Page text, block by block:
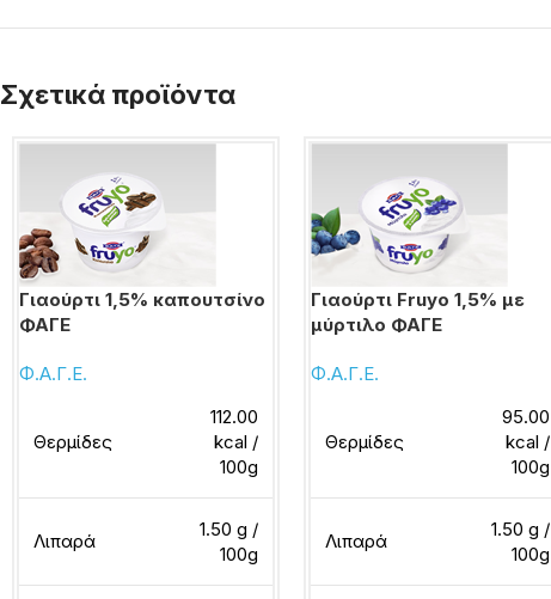
Σχετικά προϊόντα
Γιαούρτι 1,5% καπουτσίνο
ΦΑΓΕ
Φ.Α.Γ.Ε.
Θερμίδες
112.00
kcal /
100g
Λιπαρά
1.50 g /
100g
Γιαούρτι Fruyo 1,5% με
μύρτιλο ΦΑΓΕ
Φ.Α.Γ.Ε.
Θερμίδες
95.00
kcal /
100g
Λιπαρά
1.50 g /
100g